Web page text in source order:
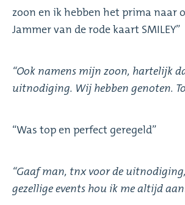
zoon en ik hebben het prima naar
Jammer van de rode kaart SMILEY”
“Ook namens mijn zoon, hartelijk
uitnodiging. Wij hebben genoten.
“Was top en perfect geregeld”
“Gaaf man, tnx voor de
gezellige events hou ik me altijd